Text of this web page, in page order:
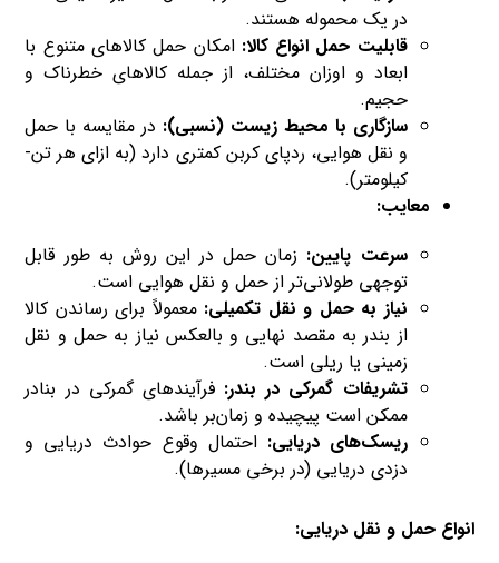
در یک محموله هستند.
قابلیت حمل انواع کالا: امکان حمل کالاهای متنوع با
ابعاد و اوزان مختلف، از جمله کالاهای خطرناک و
حجیم.
سازگاری با محیط زیست (نسبی): در مقایسه با حمل
و نقل هوایی، ردپای کربن کمتری دارد (به ازای هر تن-
کیلومتر).
معایب:
سرعت پایین: زمان حمل در این روش به طور قابل
توجهی طولانی‌تر از حمل و نقل هوایی است.
نیاز به حمل و نقل تکمیلی: معمولاً برای رساندن کالا
از بندر به مقصد نهایی و بالعکس نیاز به حمل و نقل
زمینی یا ریلی است.
تشریفات گمرکی در بندر: فرآیندهای گمرکی در بنادر
ممکن است پیچیده و زمان‌بر باشد.
ریسک‌های دریایی: احتمال وقوع حوادث دریایی و
دزدی دریایی (در برخی مسیرها).
انواع حمل و نقل دریایی: